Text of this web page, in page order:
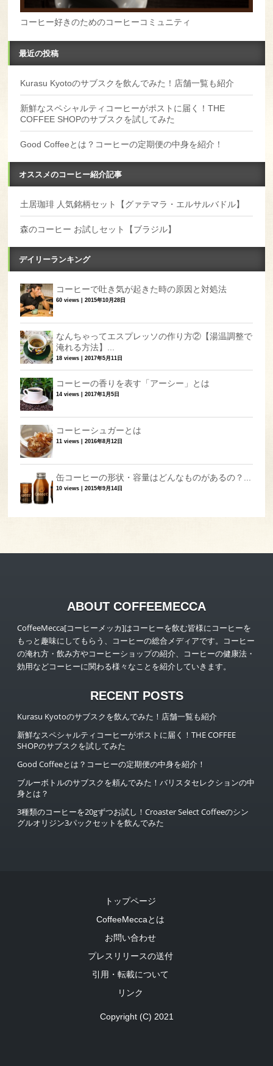
コーヒー好きのためのコーヒーコミュニティ
最近の投稿
Kurasu Kyotoのサブスクを飲んでみた！店舗一覧も紹介
新鮮なスペシャルティコーヒーがポストに届く！THE
COFFEE SHOPのサブスクを試してみた
Good Coffeeとは？コーヒーの定期便の中身を紹介！
オススメのコーヒー紹介記事
土居珈琲 人気銘柄セット【グァテマラ・エルサルバドル】
森のコーヒー お試しセット【ブラジル】
デイリーランキング
コーヒーで吐き気が起きた時の原因と対処法
60 views |2015年10月28日
なんちゃってエスプレッソの作り方②【湯温調整で
淹れる方法】...
18 views |2017年5月11日
コーヒーの香りを表す「アーシー」とは
14 views |2017年1月5日
コーヒーシュガーとは
11 views |2016年8月12日
缶コーヒーの形状・容量はどんなものがあるの？...
10 views |2015年9月14日
ABOUT COFFEEMECCA
CoffeeMecca[コーヒーメッカ]はコーヒーを飲む皆様にコーヒーを
もっと趣味にしてもらう、コーヒーの総合メディアです。コーヒー
の淹れ方・飲み方やコーヒーショップの紹介、コーヒーの健康法・
効用などコーヒーに関わる様々なことを紹介していきます。
RECENT POSTS
Kurasu Kyotoのサブスクを飲んでみた！店舗一覧も紹介
新鮮なスペシャルティコーヒーがポストに届く！THE COFFEE
SHOPのサブスクを試してみた
Good Coffeeとは？コーヒーの定期便の中身を紹介！
ブルーボトルのサブスクを頼んでみた！バリスタセレクションの中
身とは？
3種類のコーヒーを20gずつお試し！Croaster Select Coffeeのシン
グルオリジン3パックセットを飲んでみた
トップページ
CoffeeMeccaとは
お問い合わせ
プレスリリースの送付
引用・転載について
リンク
Copyright (C) 2021